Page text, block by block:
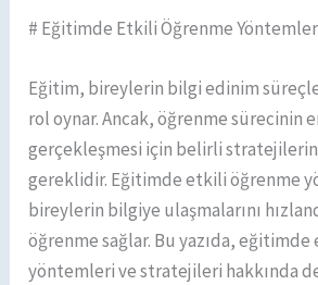
# Eğitimde Etkili Öğrenme
Eğitim, bireylerin bilgi edinim
rol oynar. Ancak, öğrenme sürecinin
gerçekleşmesi için belirli stratejilerin
gereklidir. Eğitimde etkili öğrenme
bireylerin bilgiye ulaşmalarını
öğrenme sağlar. Bu yazıda,
yöntemleri ve stratejileri hakkında